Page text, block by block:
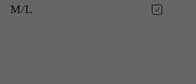
M/L